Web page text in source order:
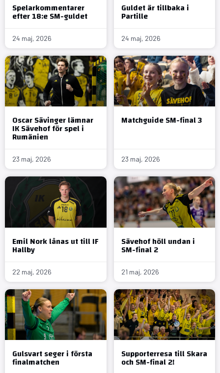
Spelarkommentarer
efter 18:e SM-guldet
24 maj, 2026
Guldet är tillbaka i
Partille
24 maj, 2026
Oscar Sävinger lämnar
IK Sävehof för spel i
Rumänien
23 maj, 2026
Matchguide SM-final 3
23 maj, 2026
Emil Nork lånas ut till IF
Hallby
22 maj, 2026
Sävehof höll undan i
SM-final 2
21 maj, 2026
Gulsvart seger i första
finalmatchen
Supporterresa till Skara
och SM-final 2!